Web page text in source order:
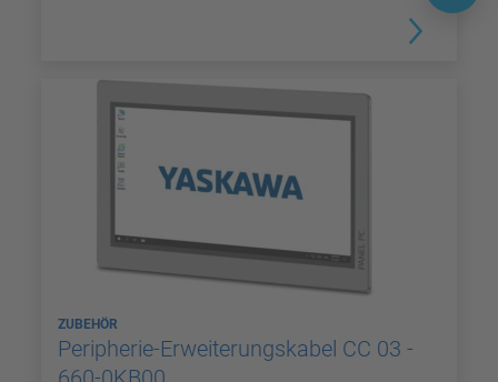
ZUBEHÖR
Peripherie-Erweiterungskabel CC 03 -